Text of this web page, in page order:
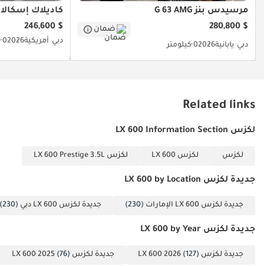
مرسيدس بنز G 63 AMG
$ 280,800
ضمان
دبي يابانية20260 كيلومتر
كاديلاك
$ 246,600
دبي أمريكية20260 كيلومتر
Related links
لكزس LX 600 Information Section
لكزس لكزس LX 600 لكزس LX 600 Prestige 3.5L
جديدة لكزس LX 600 by Location
جديدة لكزس LX 600 الإمارات (230) جديدة لكزس LX 600 دبي (230)
جديدة لكزس LX 600 by Year
جديدة لكزس LX 600 2026 (127) جديدة لكزس LX 600 2025 (76)